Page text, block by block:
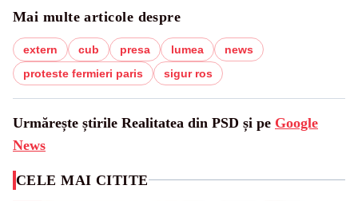
Mai multe articole despre
extern cub presa lumea
news
proteste fermieri paris
sigur ros
Urmărește știrile Realitatea din PSD și pe Google
News
CELE MAI CITITE